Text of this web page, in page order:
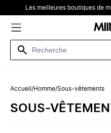
Les meilleures boutiques de
Accueil /Homme/Sous-vêtements
‪‬‪SOUS-